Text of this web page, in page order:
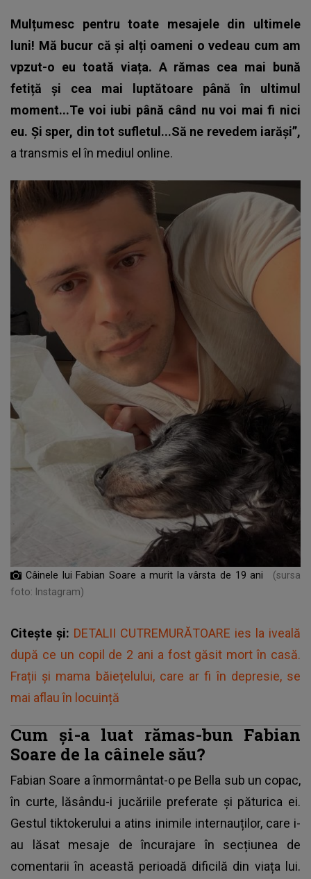
Mulțumesc pentru toate mesajele din ultimele
luni! Mă bucur că și alți oameni o vedeau cum am
vpzut-o eu toată viața. A rămas cea mai bună
fetiță și cea mai luptătoare până în ultimul
moment...Te voi iubi până când nu voi mai fi nici
eu. Și sper, din tot sufletul...Să ne revedem iarăși”,
a transmis el în mediul online.
Câinele lui Fabian Soare a murit la vârsta de 19 ani
(sursa
foto: Instagram)
Citește și: DETALII CUTREMURĂTOARE ies la iveală
după ce un copil de 2 ani a fost găsit mort în casă.
Frații și mama băiețelului, care ar fi în depresie, se
mai aflau în locuință
Cum și-a luat rămas-bun Fabian
Soare de la câinele său?
Fabian Soare a înmormântat-o pe Bella sub un copac,
în curte, lăsându-i jucăriile preferate și păturica ei.
Gestul tiktokerului a atins inimile internauților, care i-
au lăsat mesaje de încurajare în secțiunea de
comentarii în această perioadă dificilă din viața lui.